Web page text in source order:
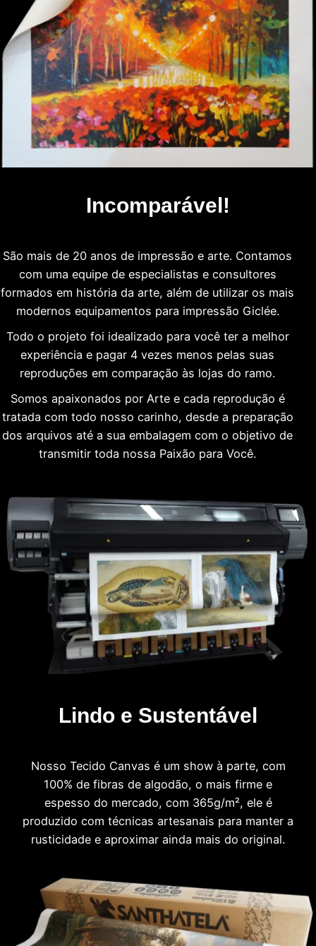
Incomparável!
São mais de 20 anos de impressão e arte. Contamos
com uma equipe de especialistas e consultores
formados em história da arte, além de utilizar os mais
modernos equipamentos para impressão Giclée.
Todo o projeto foi idealizado para você ter a melhor
experiência e pagar 4 vezes menos pelas suas
reproduções em comparação às lojas do ramo.
Somos apaixonados por Arte e cada reprodução é
tratada com todo nosso carinho, desde a preparação
dos arquivos até a sua embalagem com o objetivo de
transmitir toda nossa Paixão para Você.
Lindo e Sustentável
Nosso Tecido Canvas é um show à parte, com
100% de fibras de algodão, o mais firme e
espesso do mercado, com 365g/m², ele é
produzido com técnicas artesanais para manter a
rusticidade e aproximar ainda mais do original.